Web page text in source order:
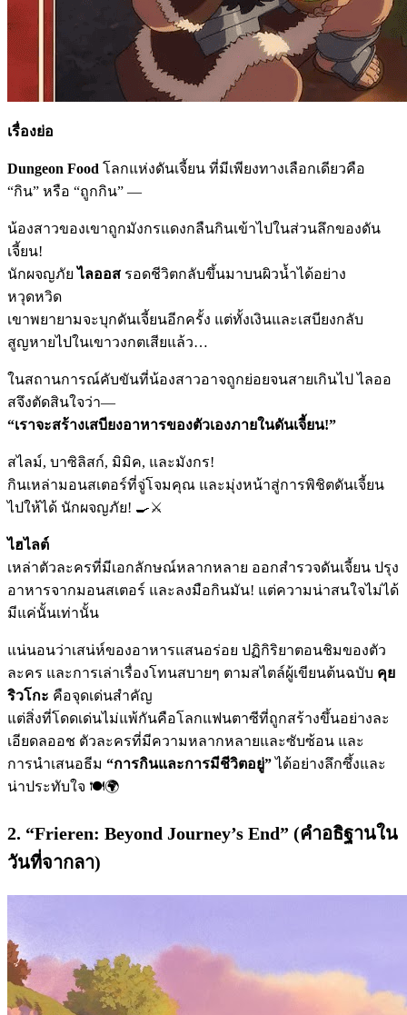
เรื่องย่อ
Dungeon Food โลกแห่งดันเจี้ยน ที่มีเพียงทางเลือกเดียวคือ
“กิน” หรือ “ถูกกิน” —
น้องสาวของเขาถูกมังกรแดงกลืนกินเข้าไปในส่วนลึกของดัน
เจี้ยน!
นักผจญภัยไลออส รอดชีวิตกลับขึ้นมาบนผิวน้ำได้อย่าง
หวุดหวิด
เขาพยายามจะบุกดันเจี้ยนอีกครั้ง แต่ทั้งเงินและเสบียงกลับ
สูญหายไปในเขาวงกตเสียแล้ว…
ในสถานการณ์คับขันที่น้องสาวอาจถูกย่อยจนสายเกินไป ไลออ
สจึงตัดสินใจว่า—
“เราจะสร้างเสบียงอาหารของตัวเองภายในดันเจี้ยน!”
สไลม์, บาซิลิสก์, มิมิค, และมังกร!
กินเหล่ามอนสเตอร์ที่จู่โจมคุณ และมุ่งหน้าสู่การพิชิตดันเจี้ยน
ไปให้ได้ นักผจญภัย! 🍳⚔️
ไฮไลต์
เหล่าตัวละครที่มีเอกลักษณ์หลากหลาย ออกสำรวจดันเจี้ยน ปรุง
อาหารจากมอนสเตอร์ และลงมือกินมัน! แต่ความน่าสนใจไม่ได้
มีแค่นั้นเท่านั้น
แน่นอนว่าเสน่ห์ของอาหารแสนอร่อย ปฏิกิริยาตอนชิมของตัว
ละคร และการเล่าเรื่องโทนสบายๆ ตามสไตล์ผู้เขียนต้นฉบับ คุย
ริวโกะ คือจุดเด่นสำคัญ
แต่สิ่งที่โดดเด่นไม่แพ้กันคือโลกแฟนตาซีที่ถูกสร้างขึ้นอย่างละ
เอียดลออช ตัวละครที่มีความหลากหลายและซับซ้อน และ
การนำเสนอธีม “การกินและการมีชีวิตอยู่”ได้อย่างลึกซึ้งและ
น่าประทับใจ 🍽️🌍
2. “Frieren: Beyond Journey’s End” (คำอธิฐานใน
วันที่จากลา)